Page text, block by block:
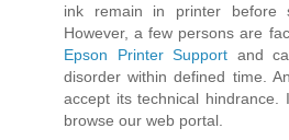
ink remain in printer before
However, a few persons are
Epson Printer Support and
disorder within defined time.
accept its technical hindrance.
browse our web portal.